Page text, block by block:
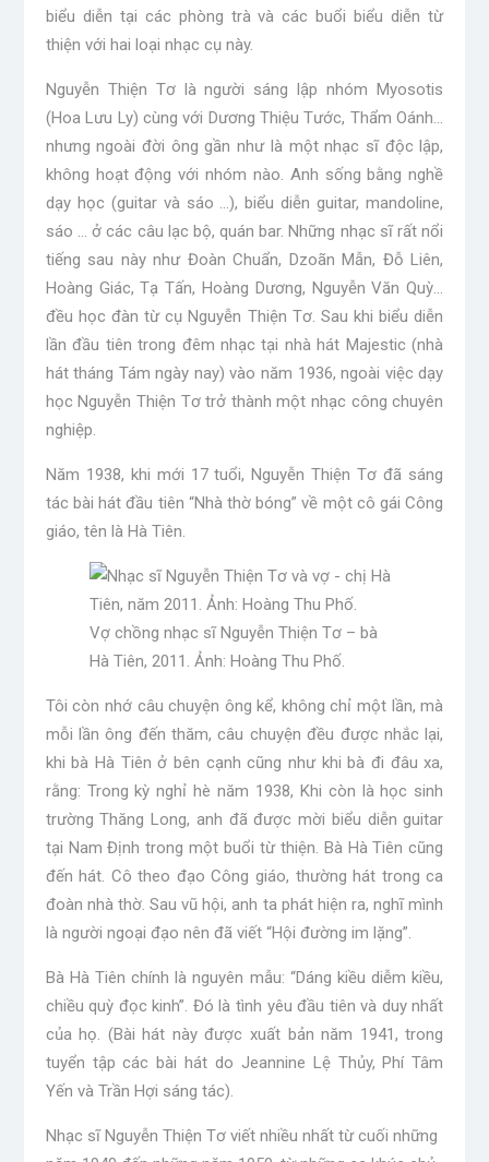
biểu diễn tại các phòng trà và các buổi biểu diễn từ
thiện với hai loại nhạc cụ này.
Nguyễn Thiện Tơ là người sáng lập nhóm Myosotis
(Hoa Lưu Ly) cùng với Dương Thiệu Tước, Thẩm Oánh…
nhưng ngoài đời ông gần như là một nhạc sĩ độc lập,
không hoạt động với nhóm nào. Anh sống bằng nghề
dạy học (guitar và sáo …), biểu diễn guitar, mandoline,
sáo … ở các câu lạc bộ, quán bar. Những nhạc sĩ rất nổi
tiếng sau này như Đoàn Chuẩn, Dzoãn Mẫn, Đỗ Liên,
Hoàng Giác, Tạ Tấn, Hoàng Dương, Nguyễn Văn Quỳ…
đều học đàn từ cụ Nguyễn Thiện Tơ. Sau khi biểu diễn
lần đầu tiên trong đêm nhạc tại nhà hát Majestic (nhà
hát tháng Tám ngày nay) vào năm 1936, ngoài việc dạy
học Nguyễn Thiện Tơ trở thành một nhạc công chuyên
nghiệp.
Năm 1938, khi mới 17 tuổi, Nguyễn Thiện Tơ đã sáng
tác bài hát đầu tiên “Nhà thờ bóng” về một cô gái Công
giáo, tên là Hà Tiên.
Vợ chồng nhạc sĩ Nguyễn Thiện Tơ – bà
Hà Tiên, 2011. Ảnh: Hoàng Thu Phố.
Tôi còn nhớ câu chuyện ông kể, không chỉ một lần, mà
mỗi lần ông đến thăm, câu chuyện đều được nhắc lại,
khi bà Hà Tiên ở bên cạnh cũng như khi bà đi đâu xa,
rằng: Trong kỳ nghỉ hè năm 1938, Khi còn là học sinh
trường Thăng Long, anh đã được mời biểu diễn guitar
tại Nam Định trong một buổi từ thiện. Bà Hà Tiên cũng
đến hát. Cô theo đạo Công giáo, thường hát trong ca
đoàn nhà thờ. Sau vũ hội, anh ta phát hiện ra, nghĩ mình
là người ngoại đạo nên đã viết “Hội đường im lặng”.
Bà Hà Tiên chính là nguyên mẫu: “Dáng kiều diễm kiều,
chiều quỳ đọc kinh”. Đó là tình yêu đầu tiên và duy nhất
của họ. (Bài hát này được xuất bản năm 1941, trong
tuyển tập các bài hát do Jeannine Lệ Thủy, Phí Tâm
Yến và Trần Hợi sáng tác).
Nhạc sĩ Nguyễn Thiện Tơ viết nhiều nhất từ ​​cuối những